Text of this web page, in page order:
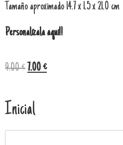
Tamaño aproximado 14.7 x 1.5 x 21.0 cm
Personalízala aquí!!
9.00€ 7.00€
Inicial